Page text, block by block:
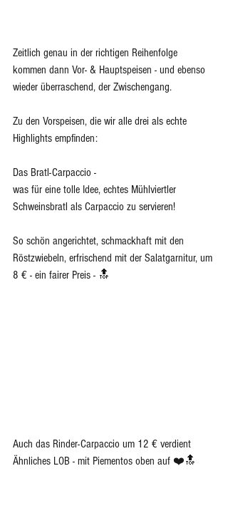
Zeitlich genau in der richtigen Reihenfolge
kommen dann Vor- & Hauptspeisen - und ebenso
wieder überraschend, der Zwischengang.
Zu den Vorspeisen, die wir alle drei als echte
Highlights empfinden:
Das Bratl-Carpaccio -
was für eine tolle Idee, echtes Mühlviertler
Schweinsbratl als Carpaccio zu servieren!
So schön angerichtet, schmackhaft mit den
Röstzwiebeln, erfrischend mit der Salatgarnitur, um
8 € - ein fairer Preis - 🔝
Auch das Rinder-Carpaccio um 12 € verdient
Ähnliches LOB - mit Piementos oben auf ❤️🔝